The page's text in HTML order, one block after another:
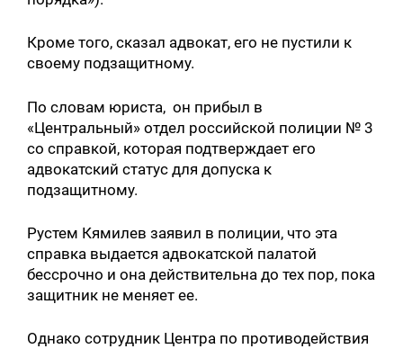
Кроме того, сказал адвокат, его не пустили к
своему подзащитному.
По словам юриста, он прибыл в
«Центральный» отдел российской полиции № 3
со справкой, которая подтверждает его
адвокатский статус для допуска к
подзащитному.
Рустем Кямилев заявил в полиции, что эта
справка выдается адвокатской палатой
бессрочно и она действительна до тех пор, пока
защитник не меняет ее.
Однако сотрудник Центра по противодействия